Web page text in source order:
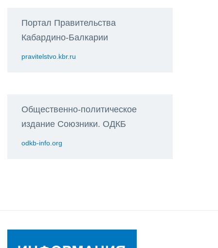
Портал Правительства
Кабардино-Балкарии
pravitelstvo.kbr.ru
Общественно-политическое
издание Союзники. ОДКБ
odkb-info.org